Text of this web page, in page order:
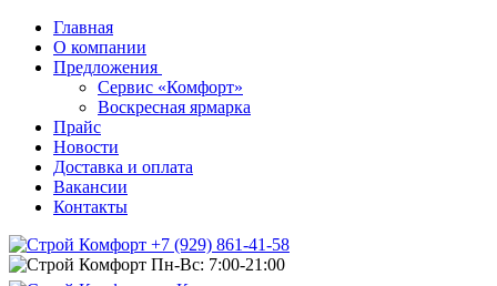
Главная
О компании
Предложения
Сервис «Комфорт»
Воскресная ярмарка
Прайс
Новости
Доставка и оплата
Вакансии
Контакты
+7 (929) 861-41-58
Пн-Вс: 7:00-21:00